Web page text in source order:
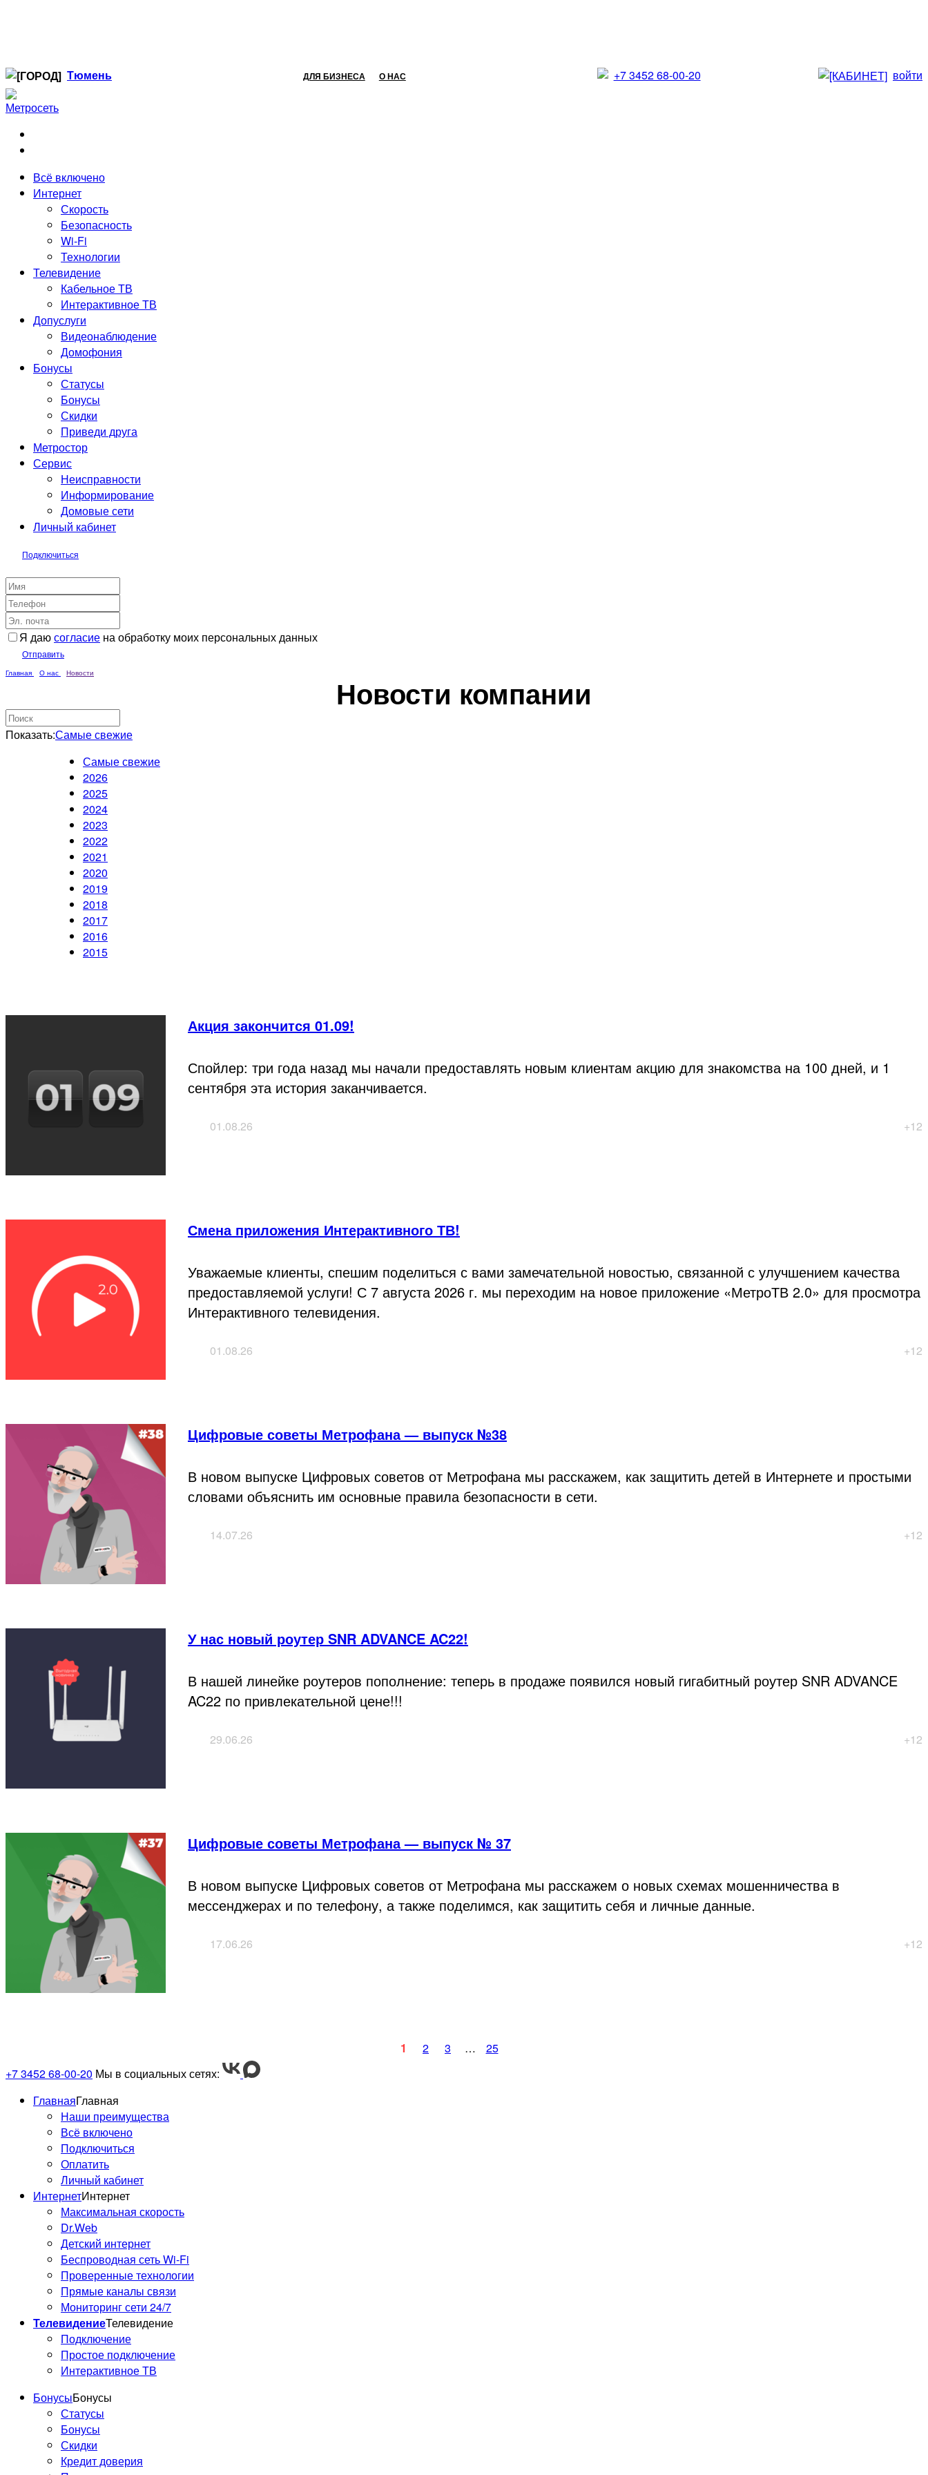
Тюмень
Лангепас
Радужный
Сургут
Стрежевой
Тюмень
ДЛЯ БИЗНЕСА О НАС +7 3452 68-00-20 войти
Всё включено
Интернет
Скорость
Безопасность
Wi-Fi
Технологии
Телевидение
Кабельное ТВ
Интерактивное ТВ
Допуслуги
Видеонаблюдение
Домофония
Бонусы
Статусы
Бонусы
Скидки
Приведи друга
Метростор
Сервис
Неисправности
Информирование
Домовые сети
Личный кабинет
Подключиться
Я даюсогласие на обработку моих персональных данных
Отправить
Главная О нас Новости
Новости компании
Показать:Самые свежие
Самые свежие
2026
2025
2024
2023
2022
2021
2020
2019
2018
2017
2016
2015
Акция закончится 01.09!
Спойлер: три года назад мы начали предоставлять новым клиентам акцию для знакомства на 100 дней, и 1
сентября эта история заканчивается.
+12
01.08.26
Смена приложения Интерактивного ТВ!
Уважаемые клиенты, спешим поделиться с вами замечательной новостью, связанной с улучшением качества
предоставляемой услуги! С 7 августа 2026 г. мы переходим на новое приложение «МетроТВ 2.0» для просмотра
Интерактивного телевидения.
+12
01.08.26
Цифровые советы Метрофана — выпуск №38
В новом выпуске Цифровых советов от Метрофана мы расскажем, как защитить детей в Интернете и простыми
словами объяснить им основные правила безопасности в сети.
+12
14.07.26
У нас новый роутер SNR ADVANCE AC22!
В нашей линейке роутеров пополнение: теперь в продаже появился новый гигабитный роутер SNR ADVANCE
AC22 по привлекательной цене!!!
+12
29.06.26
Цифровые советы Метрофана — выпуск № 37
В новом выпуске Цифровых советов от Метрофана мы расскажем о новых схемах мошенничества в
мессенджерах и по телефону, а также поделимся, как защитить себя и личные данные.
+12
17.06.26
1 2 3 …
25
+7 3452 68-00-20 Мы в социальных сетях:
ГлавнаяГлавная
Наши преимущества
Всё включено
Подключиться
Оплатить
Личный кабинет
ИнтернетИнтернет
Максимальная скорость
Dr.Web
Детский интернет
Беспроводная сеть Wi-Fi
Проверенные технологии
Прямые каналы связи
Мониторинг сети 24/7
ТелевидениеТелевидение
Подключение
Простое подключение
Интерактивное ТВ
БонусыБонусы
Статусы
Бонусы
Скидки
Кредит доверия